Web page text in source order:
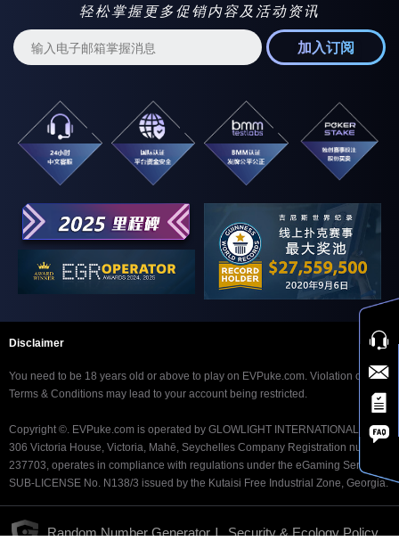
轻松掌握更多促销内容及活动资讯
加入订阅
Disclaimer
You need to be 18 years old or above to play on EVPuke.com. Violation of our
Terms & Conditions may lead to your account being restricted.
Copyright ©. EVPuke.com is operated by GLOWLIGHT INTERNATIONAL LTD.
306 Victoria House, Victoria, Mahē, Seychelles Company Registration number
237703, operates in compliance with regulations under the eGaming Service
SUB-LICENSE No. N138/3 issued by the Kutaisi Free Industrial Zone, Georgia.
Random Number Generator| Security & Ecology Policy